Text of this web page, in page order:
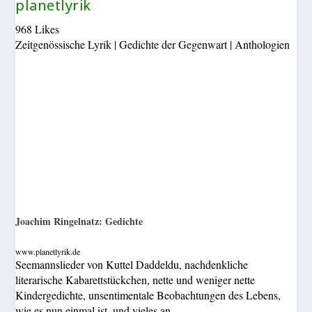
planetlyrik
968 Likes
Zeitgenössische Lyrik | Gedichte der Gegenwart | Anthologien
Joachim Ringelnatz: Gedichte
www.planetlyrik.de
Seemannslieder von Kuttel Daddeldu, nachdenkliche
literarische Kabarettstückchen, nette und weniger nette
Kindergedichte, unsentimentale Beobachtungen des Lebens,